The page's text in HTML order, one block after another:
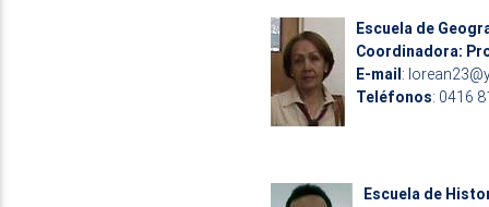
Escuela de
Coordinadora:
E-mail:
Teléfonos: 0416
Escuela de